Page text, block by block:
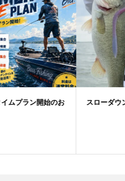
スローダウンに軍配！